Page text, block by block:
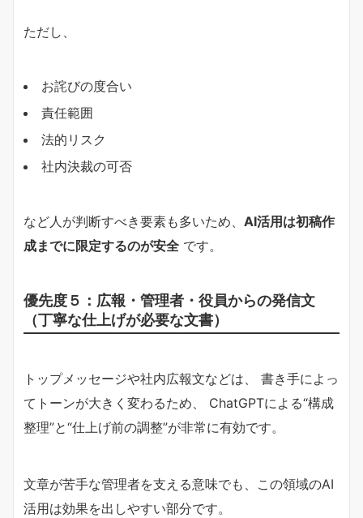
ただし、
お詫びの度合い
責任範囲
法的リスク
社内決裁の可否
など人が判断すべき要素も多いため、 AI活用は初稿作
成までに限定するのが安全 です。
優先度５：広報・管理者・役員からの発信文
（丁寧な仕上げが必要な文書）
トップメッセージや社内広報文などは、 書き手によっ
てトーンが大きく変わるため、 ChatGPTによる“構成
整理”と“仕上げ前の調整”が非常に有効です。
文章が苦手な管理者を支える意味でも、この領域のAI
活用は効果を出しやすい部分です。